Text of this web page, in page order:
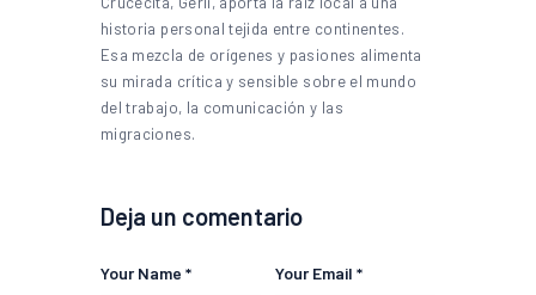
historia personal tejida entre continentes.
Esa mezcla de orígenes y pasiones alimenta
su mirada crítica y sensible sobre el mundo
del trabajo, la comunicación y las
migraciones.
Deja un comentario
Your Name * Your Email *